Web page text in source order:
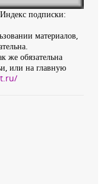
подписки:
материалов,
же обязательна
или на главную